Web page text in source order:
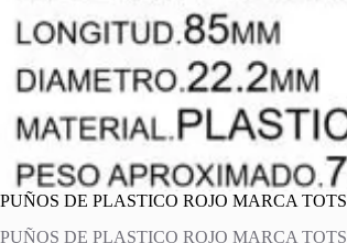
PUÑOS DE PLASTICO ROJO MARCA
PUÑOS DE PLASTICO ROJO MARCA